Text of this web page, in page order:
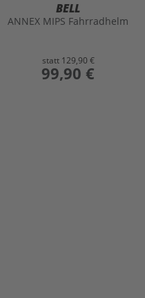
BELL
ANNEX MIPS Fahrradhelm
statt 129,90 €
preis
99,90 €